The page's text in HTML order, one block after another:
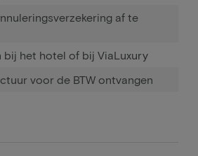
af te
bij het hotel of bij ViaLuxury
voor de BTW ontvangen